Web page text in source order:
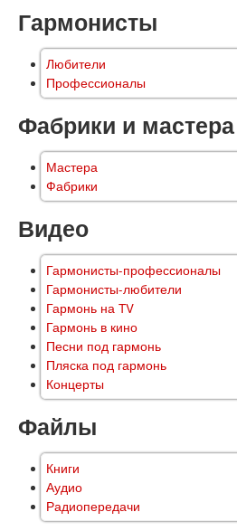
Гармонисты
Любители
Профессионалы
Фабрики и мастера
Мастера
Фабрики
Видео
Гармонисты-профессионалы
Гармонисты-любители
Гармонь на TV
Гармонь в кино
Песни под гармонь
Пляска под гармонь
Концерты
Файлы
Книги
Аудио
Радиопередачи